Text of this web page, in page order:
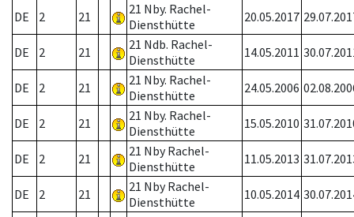
DE 2 21
21 Nby. Rachel-
Diensthütte
20.05.2017
DE 2 21
21 Ndb. Rachel-
Diensthütte
14.05.2011
DE 2 21
21 Nby. Rachel-
Diensthütte
24.05.2006
DE 2 21
21 Nby. Rachel-
Diensthütte
15.05.2010
DE 2 21
21 Nby Rachel-
Diensthütte
11.05.2013
DE 2 21
21 Nby Rachel-
Diensthütte
10.05.2014